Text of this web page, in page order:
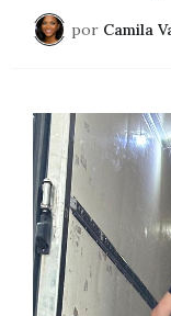
por Camila